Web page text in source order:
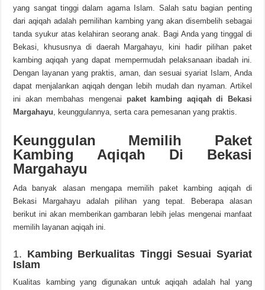
yang sangat tinggi dalam agama Islam. Salah satu bagian penting
dari aqiqah adalah pemilihan kambing yang akan disembelih sebagai
tanda syukur atas kelahiran seorang anak. Bagi Anda yang tinggal di
Bekasi, khususnya di daerah Margahayu, kini hadir pilihan paket
kambing aqiqah yang dapat mempermudah pelaksanaan ibadah ini.
Dengan layanan yang praktis, aman, dan sesuai syariat Islam, Anda
dapat menjalankan aqiqah dengan lebih mudah dan nyaman. Artikel
ini akan membahas mengenai paket kambing aqiqah di Bekasi
Margahayu, keunggulannya, serta cara pemesanan yang praktis.
Keunggulan Memilih Paket
Kambing Aqiqah Di Bekasi
Margahayu
Ada banyak alasan mengapa memilih paket kambing aqiqah di
Bekasi Margahayu adalah pilihan yang tepat. Beberapa alasan
berikut ini akan memberikan gambaran lebih jelas mengenai manfaat
memilih layanan aqiqah ini.
1. Kambing Berkualitas Tinggi Sesuai Syariat
Islam
Kualitas kambing yang digunakan untuk aqiqah adalah hal yang